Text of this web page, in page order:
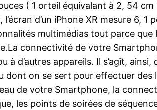
( 1 orteil équivalant à 2, 54
d’un iPhone XR mesure 6,
multimédias tout parce
connectivité de votre
à d’autres appareils. Il s’agît,
dont on se sert pour effectuer
de votre Smartphone, la
les points de soirées de